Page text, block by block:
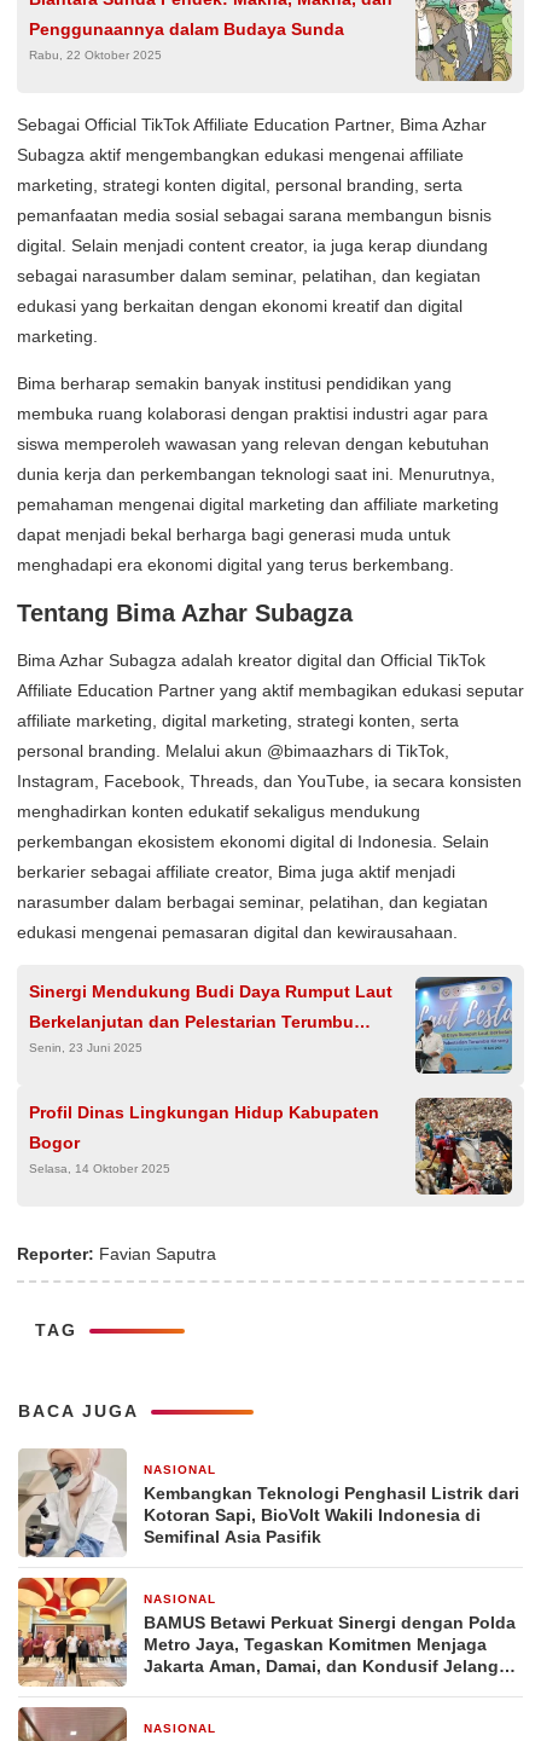
Penggunaannya dalam Budaya Sunda
Rabu, 22 Oktober 2025
Sebagai Official TikTok Affiliate Education Partner, Bima Azhar
Subagza aktif mengembangkan edukasi mengenai affiliate
marketing, strategi konten digital, personal branding, serta
pemanfaatan media sosial sebagai sarana membangun bisnis
digital. Selain menjadi content creator, ia juga kerap diundang
sebagai narasumber dalam seminar, pelatihan, dan kegiatan
edukasi yang berkaitan dengan ekonomi kreatif dan digital
marketing.
Bima berharap semakin banyak institusi pendidikan yang
membuka ruang kolaborasi dengan praktisi industri agar para
siswa memperoleh wawasan yang relevan dengan kebutuhan
dunia kerja dan perkembangan teknologi saat ini. Menurutnya,
pemahaman mengenai digital marketing dan affiliate marketing
dapat menjadi bekal berharga bagi generasi muda untuk
menghadapi era ekonomi digital yang terus berkembang.
Tentang Bima Azhar Subagza
Bima Azhar Subagza adalah kreator digital dan Official TikTok
Affiliate Education Partner yang aktif membagikan edukasi seputar
affiliate marketing, digital marketing, strategi konten, serta
personal branding. Melalui akun @bimaazhars di TikTok,
Instagram, Facebook, Threads, dan YouTube, ia secara konsisten
menghadirkan konten edukatif sekaligus mendukung
perkembangan ekosistem ekonomi digital di Indonesia. Selain
berkarier sebagai affiliate creator, Bima juga aktif menjadi
narasumber dalam berbagai seminar, pelatihan, dan kegiatan
edukasi mengenai pemasaran digital dan kewirausahaan.
Sinergi Mendukung Budi Daya Rumput Laut
Berkelanjutan dan Pelestarian Terumbu
Karang
Senin, 23 Juni 2025
Profil Dinas Lingkungan Hidup Kabupaten
Bogor
Selasa, 14 Oktober 2025
Reporter: Favian Saputra
TAG
BACA JUGA
NASIONAL
Kembangkan Teknologi Penghasil Listrik dari
Kotoran Sapi, BioVolt Wakili Indonesia di
Semifinal Asia Pasifik
NASIONAL
BAMUS Betawi Perkuat Sinergi dengan Polda
Metro Jaya, Tegaskan Komitmen Menjaga
Jakarta Aman, Damai, dan Kondusif Jelang
NASIONAL